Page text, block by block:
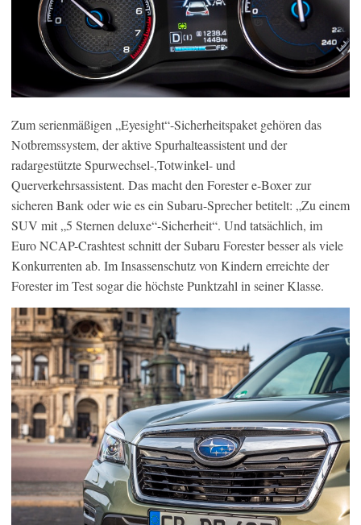
Zum serienmäßigen „Eyesight“-Sicherheitspaket gehören das
Notbremssystem, der aktive Spurhalteassistent und der
radargestützte Spurwechsel-,Totwinkel- und
Querverkehrsassistent. Das macht den Forester e-Boxer zur
sicheren Bank oder wie es ein Subaru-Sprecher betitelt: „Zu einem
SUV mit „5 Sternen deluxe“-Sicherheit“. Und tatsächlich, im
Euro NCAP-Crashtest schnitt der Subaru Forester besser als viele
Konkurrenten ab. Im Insassenschutz von Kindern erreichte der
Forester im Test sogar die höchste Punktzahl in seiner Klasse.